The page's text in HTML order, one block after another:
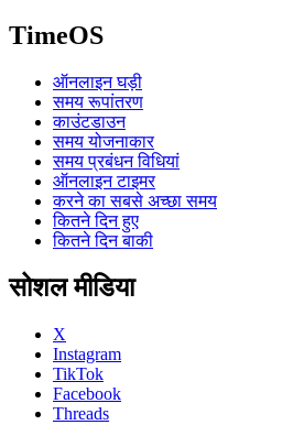
TimeOS
ऑनलाइन घड़ी
समय रूपांतरण
काउंटडाउन
समय योजनाकार
समय प्रबंधन विधियां
ऑनलाइन टाइमर
करने का सबसे अच्छा समय
कितने दिन हुए
कितने दिन बाकी
सोशल मीडिया
X
Instagram
TikTok
Facebook
Threads